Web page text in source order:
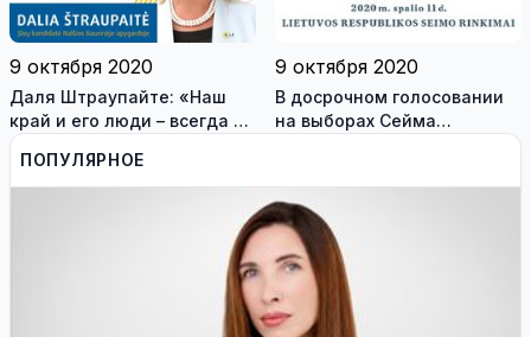
9 октября 2020
Даля Штраупайте: «Наш
край и его люди – всегда в
моем сердце, вы - вся моя
жизнь!»
9 октября 2020
В досрочном голосовании
на выборах Сейма
ПОПУЛЯРНОЕ